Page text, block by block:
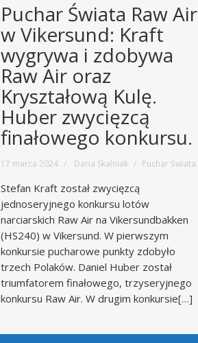
Puchar Świata Raw Air
w Vikersund: Kraft
wygrywa i zdobywa
Raw Air oraz
Kryształową Kulę.
Huber zwycięzcą
finałowego konkursu.
17 marca 2024 Daria Skalniak Puchar Świata
Stefan Kraft został zwycięzcą
jednoseryjnego konkursu lotów
narciarskich Raw Air na Vikersundbakken
(HS240) w Vikersund. W pierwszym
konkursie pucharowe punkty zdobyło
trzech Polaków. Daniel Huber został
triumfatorem finałowego, trzyseryjnego
konkursu Raw Air. W drugim konkursie[…]